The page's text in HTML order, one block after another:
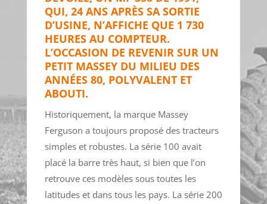
QUI, 24 ANS APRÈS SA SORTIE
D’USINE, N’AFFICHE QUE 1 730
HEURES AU COMPTEUR.
L’OCCASION DE REVENIR SUR UN
PETIT MASSEY DU MILIEU DES
ANNÉES 80, POLYVALENT ET
ABOUTI.
Historiquement, la marque Massey
Ferguson a toujours proposé des tracteurs
simples et robustes. La série 100 avait
placé la barre très haut, si bien que l’on
retrouve ces modèles sous toutes les
latitudes et dans tous les pays. La série 200